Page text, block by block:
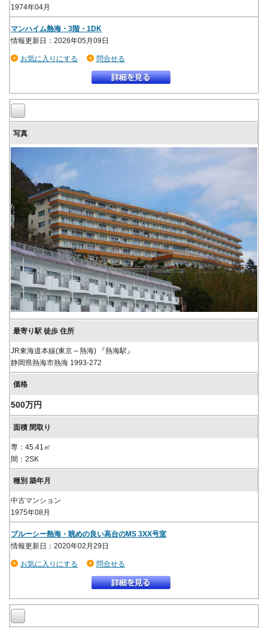
1974年04月
マンハイム熱海・3階・1DK
情報更新日：2026年05月09日
お気に入りにする 問合せる
JR東海道本線(東京～熱海) 『熱海駅』
静岡県熱海市熱海 1993-272
500万円
専：45.41㎡
間：2SK
中古マンション
1975年08月
ブルーシー熱海・眺めの良い高台のMS 3XX号室
情報更新日：2020年02月29日
お気に入りにする 問合せる